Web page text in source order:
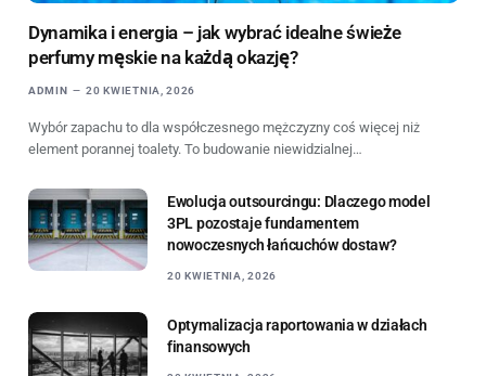
Dynamika i energia – jak wybrać idealne świeże
perfumy męskie na każdą okazję?
ADMIN 20 KWIETNIA, 2026
Wybór zapachu to dla współczesnego mężczyzny coś więcej niż
element porannej toalety. To budowanie niewidzialnej…
Ewolucja outsourcingu: Dlaczego model
3PL pozostaje fundamentem
nowoczesnych łańcuchów dostaw?
20 KWIETNIA, 2026
Optymalizacja raportowania w działach
finansowych